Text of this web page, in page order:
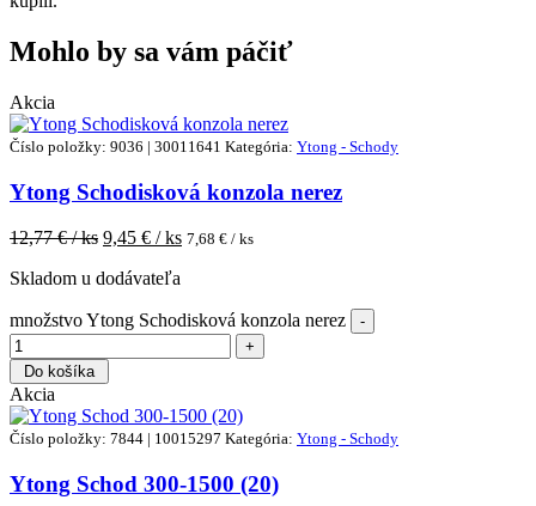
Mohlo by sa vám páčiť
Akcia
Číslo položky: 9036 | 30011641 Kategória: Ytong - Schody
Ytong Schodisková konzola nerez
12,77€ / ks 9,45 € / ks 7,68 € / ks
Skladom u dodávateľa
množstvo Ytong Schodisková konzola nerez
Do košíka
Akcia
Číslo položky: 7844 | 10015297 Kategória: Ytong - Schody
Ytong Schod 300-1500 (20)